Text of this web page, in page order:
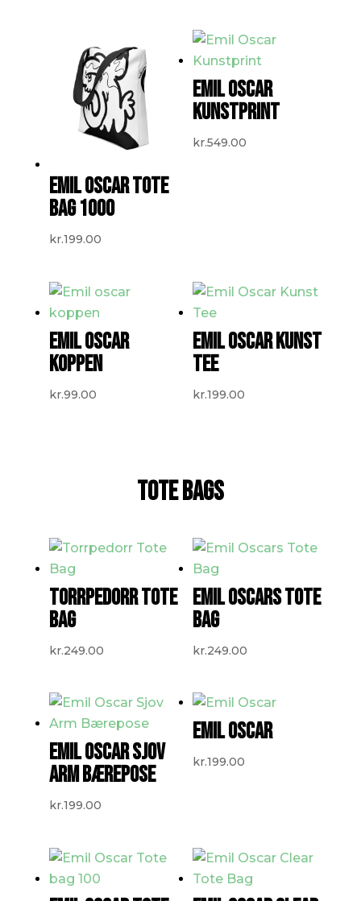
EMIL OSCAR TOTE
BAG 1000
kr.199.00
EMIL OSCAR
KUNSTPRINT
kr.549.00
EMIL OSCAR
KOPPEN
kr.99.00
EMIL OSCAR KUNST
TEE
kr.199.00
TOTE BAGS
TORRPEDORR TOTE
BAG
kr.249.00
EMIL OSCARS TOTE
BAG
kr.249.00
EMIL OSCAR SJOV
ARM BÆREPOSE
kr.199.00
EMIL OSCAR
kr.199.00